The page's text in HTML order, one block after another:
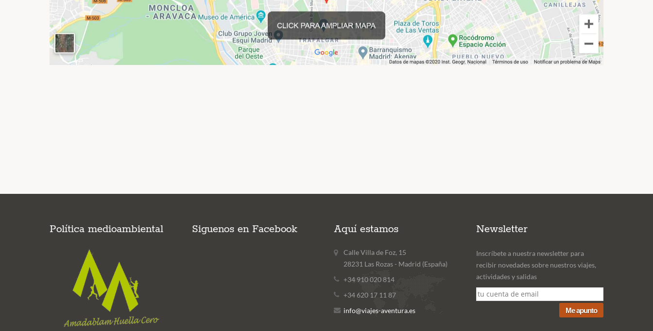
Política medioambiental Siguenos en Facebook Aquí estamos
Calle Villa de Foz, 15
28231 Las Rozas - Madrid (España)
+34 910 020 814
+34 620 17 11 87
info@viajes-aventura.es
Newsletter
Inscríbete a nuestra newsletter para
recibir novedades sobre nuestros viajes,
actividades y salidas